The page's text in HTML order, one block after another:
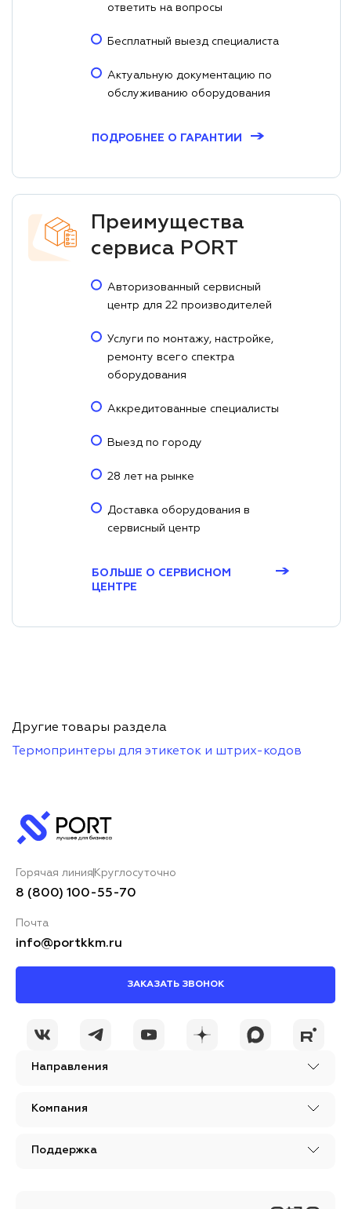
ответить на вопросы
Бесплатный выезд специалиста
Актуальную документацию по
обслуживанию оборудования
ПОДРОБНЕЕ О ГАРАНТИИ→
Преимущества
сервиса PORT
Авторизованный сервисный
центр для 22 производителей
Услуги по монтажу, настройке,
ремонту всего спектра
оборудования
Аккредитованные специалисты
Выезд по городу
28 лет на рынке
Доставка оборудования в
сервисный центр
БОЛЬШЕ О СЕРВИСНОМ
ЦЕНТРЕ
→
Другие товары раздела
Термопринтеры для этикеток и штрих-кодов
Направления
Компания
Поддержка
Горячая линия Круглосуточно
8 (800) 100-55-70
Почта
info@portkkm.ru
ЗАКАЗАТЬ ЗВОНОК